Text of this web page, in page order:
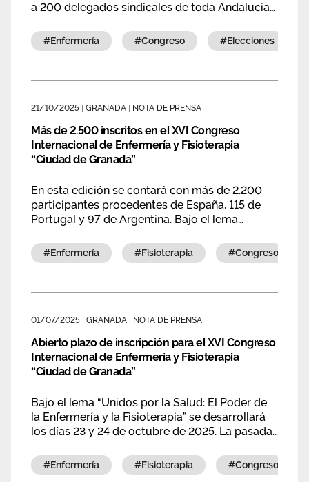
a 200 delegados sindicales de toda Andalucía
organización para los próximos años y la
elección de un nuevo Secretario General
#enfermería #congreso #elecciones
21/10/2025 GRANADA NOTA DE PRENSA
Más de 2.500 inscritos en el XVI Congreso
Internacional de Enfermería y Fisioterapia
“Ciudad de Granada”
En esta edición se contará con más de 2.200
participantes procedentes de España, 115 de
Portugal y 97 de Argentina. Bajo el lema
cuidados”, enfermeros, enfermeras y
fisioterapeutas compartirán conocimientos,
la profesión.
#enfermería #fisioterapia #congreso
01/07/2025 GRANADA NOTA DE PRENSA
Abierto plazo de inscripción para el XVI Congreso
Internacional de Enfermería y Fisioterapia
“Ciudad de Granada”
Bajo el lema “Unidos por la Salud: El Poder de
la Enfermería y la Fisioterapia” se desarrollará
los días 23 y 24 de octubre de 2025. La pasada
3.000 enfermeras, enfermeras especialistas y
fisioterapeutas y se presentaron más de 1.000
#enfermería #fisioterapia #congreso